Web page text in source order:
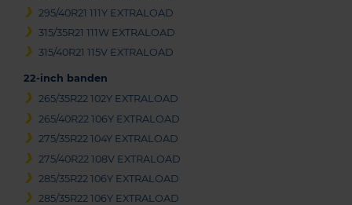
295/40R21 111Y EXTRALOAD
315/35R21 111W EXTRALOAD
315/40R21 115V EXTRALOAD
22-inch banden
265/35R22 102Y EXTRALOAD
265/40R22 106Y EXTRALOAD
275/35R22 104Y EXTRALOAD
275/40R22 108V EXTRALOAD
285/35R22 106Y EXTRALOAD
285/35R22 106Y EXTRALOAD